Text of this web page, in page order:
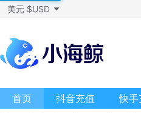
美元 $USD
首页 抖音充值 快手